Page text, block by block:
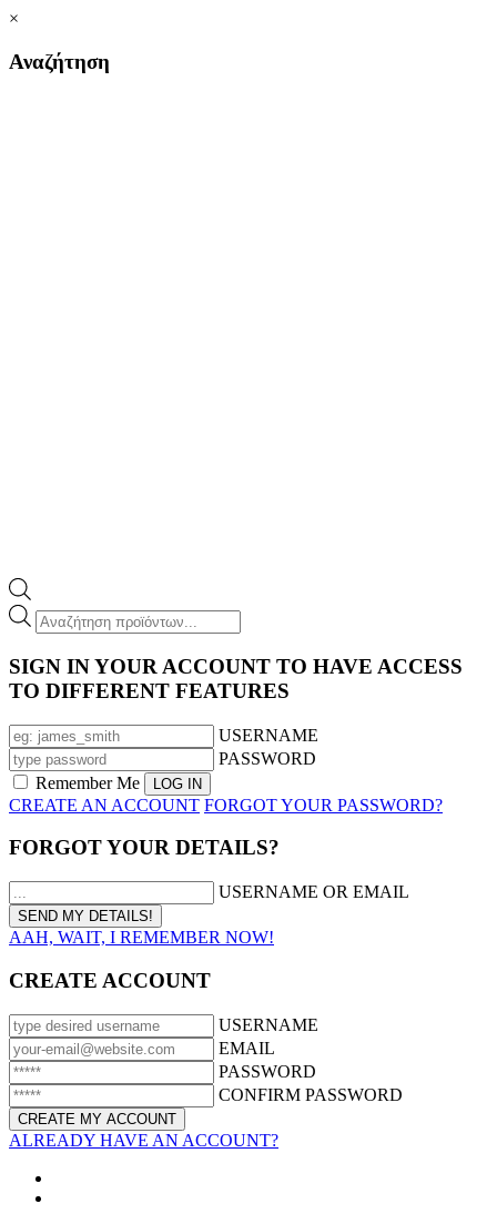
×
Αναζήτηση
Products
search
SIGN IN YOUR ACCOUNT TO HAVE ACCESS
TO DIFFERENT FEATURES
USERNAME
PASSWORD
Remember Me
CREATE AN ACCOUNT FORGOT YOUR PASSWORD?
FORGOT YOUR DETAILS?
USERNAME OR EMAIL
AAH, WAIT, I REMEMBER NOW!
CREATE ACCOUNT
USERNAME
EMAIL
PASSWORD
CONFIRM PASSWORD
ALREADY HAVE AN ACCOUNT?